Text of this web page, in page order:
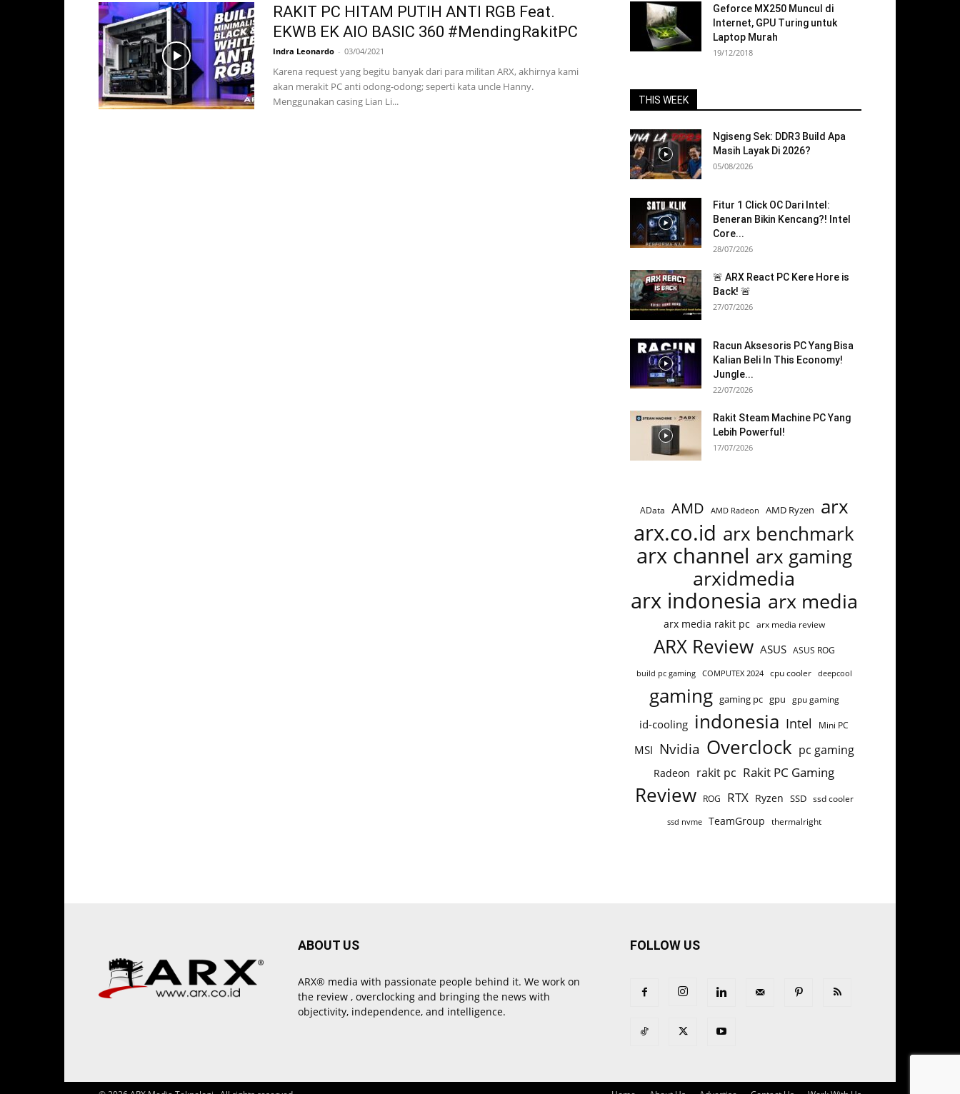
RAKIT PC HITAM PUTIH ANTI RGB Feat.
EKWB EK AIO BASIC 360 #MendingRakitPC
Indra Leonardo - 03/04/2021
Karena request yang begitu banyak dari para militan ARX, akhirnya kami
akan merakit PC anti odong-odong; seperti kata uncle Hanny.
Menggunakan casing Lian Li...
Geforce MX250 Muncul di
Internet, GPU Turing untuk
Laptop Murah
19/12/2018
THIS WEEK
Ngiseng Sek: DDR3 Build Apa
Masih Layak Di 2026?
05/08/2026
Fitur 1 Click OC Dari Intel:
Beneran Bikin Kencang?! Intel
Core...
28/07/2026
🚨 ARX React PC Kere Hore is
Back! 🚨
27/07/2026
Racun Aksesoris PC Yang Bisa
Kalian Beli In This Economy!
Jungle...
22/07/2026
Rakit Steam Machine PC Yang
Lebih Powerful!
17/07/2026
AData AMD AMD Radeon AMD Ryzen arx
arx.co.id arx benchmark
arx channel arx gaming
arxidmedia
arx indonesia arx media
arx media rakit pc arx media review
ARX Review ASUS ASUS ROG
build pc gaming COMPUTEX 2024 cpu cooler deepcool
gaming gaming pc gpu gpu gaming
id-cooling indonesia Intel Mini PC
MSI Nvidia Overclock pc gaming
Radeon rakit pc Rakit PC Gaming
Review ROG RTX Ryzen SSD ssd cooler
ssd nvme TeamGroup thermalright
ABOUT US
ARX® media with passionate people behind it. We work on
the review , overclocking and bringing the news with
objectivity, independence, and intelligence.
FOLLOW US